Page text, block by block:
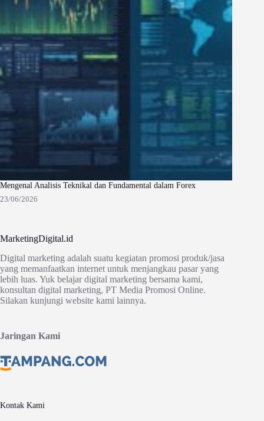
Mengenal Analisis Teknikal dan Fundamental dalam Forex
23/06/2026
MarketingDigital.id
Digital marketing adalah suatu kegiatan promosi produk/jasa
yang memanfaatkan internet untuk menjangkau pasar yang
lebih luas. Yuk belajar digital marketing bersama kami,
konsultan digital marketing, PT Media Promosi Online.
Silakan kunjungi website kami lainnya.
Jaringan Kami
Kontak Kami